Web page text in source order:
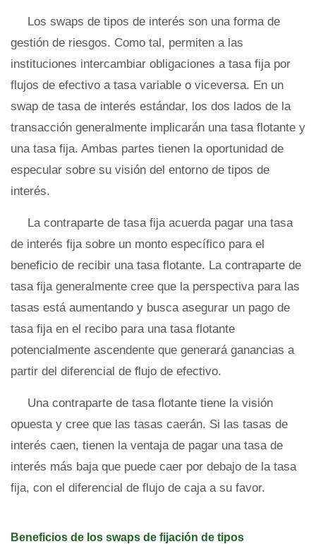
Los swaps de tipos de interés son una forma de
gestión de riesgos. Como tal, permiten a las
instituciones intercambiar obligaciones a tasa fija por
flujos de efectivo a tasa variable o viceversa. En un
swap de tasa de interés estándar, los dos lados de la
transacción generalmente implicarán una tasa flotante y
una tasa fija. Ambas partes tienen la oportunidad de
especular sobre su visión del entorno de tipos de
interés.
La contraparte de tasa fija acuerda pagar una tasa
de interés fija sobre un monto específico para el
beneficio de recibir una tasa flotante. La contraparte de
tasa fija generalmente cree que la perspectiva para las
tasas está aumentando y busca asegurar un pago de
tasa fija en el recibo para una tasa flotante
potencialmente ascendente que generará ganancias a
partir del diferencial de flujo de efectivo.
Una contraparte de tasa flotante tiene la visión
opuesta y cree que las tasas caerán. Si las tasas de
interés caen, tienen la ventaja de pagar una tasa de
interés más baja que puede caer por debajo de la tasa
fija, con el diferencial de flujo de caja a su favor.
Beneficios de los swaps de fijación de tipos